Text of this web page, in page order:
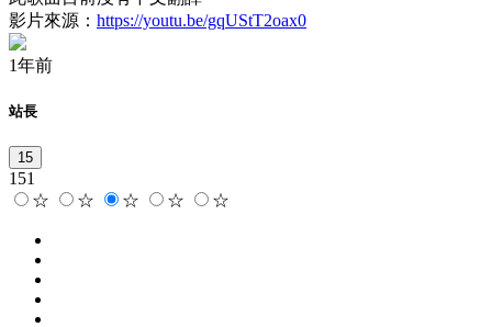
影片來源： https://youtu.be/gqUStT2oax0
1年前
站長
15
151
☆
☆ ☆ ☆ ☆